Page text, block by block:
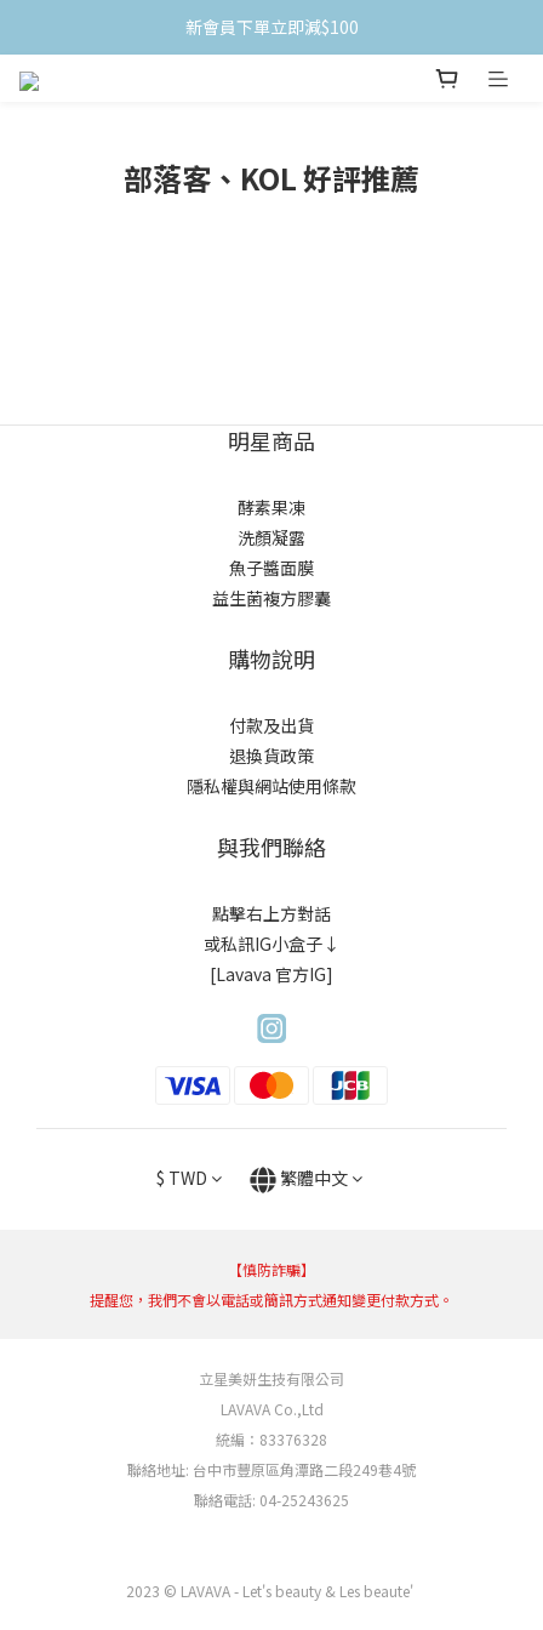
新會員下單立即減$100
部落客、KOL 好評推薦
明星商品
酵素果凍
洗顏凝露
魚子醬面膜
益生菌複方膠囊
購物說明
付款及出貨
退換貨政策
隱私權與網站使用條款
與我們聯絡
點擊右上方對話
或私訊IG小盒子↓
[Lavava 官方IG]
$ TWD 繁體中文
【慎防詐騙】
提醒您，我們不會以電話或簡訊方式通知變更付款方式。
立星美妍生技有限公司
LAVAVA Co.,Ltd
統編：83376328
聯絡地址: 台中市豐原區角潭路二段249巷4號
聯絡電話: 04-25243625
2023 © LAVAVA - Let's beauty & Les beaute'